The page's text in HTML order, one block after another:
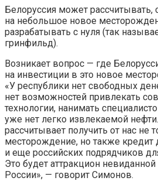
Белоруссия может рассчитывать,
на небольшое новое
разрабатывать с нуля (так
гринфильд).
Возникает вопрос — где
на инвестиции в это новое
«У республики нет свободных
нет возможностей привлекать
технологии, нанимать
уже нет легко извлекаемой
рассчитывает получить от нас не
месторождение, но также кредит
и еще российских подрядчиков
Это будет аттракцион
России», — говорит Симонов.